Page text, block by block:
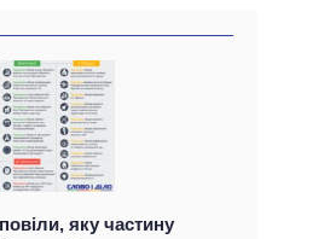
яку частину